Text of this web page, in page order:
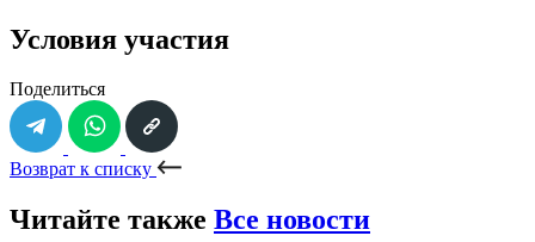
Условия участия
Поделиться
Возврат к списку
Читайте также Все новости